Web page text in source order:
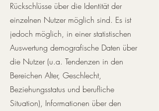
Rückschlüsse über die Identität der
einzelnen Nutzer möglich sind. Es ist
jedoch möglich, in einer statistischen
Auswertung demografische Daten über
die Nutzer (u.a. Tendenzen in den
Bereichen Alter, Geschlecht,
Beziehungsstatus und berufliche
Situation), Informationen über den